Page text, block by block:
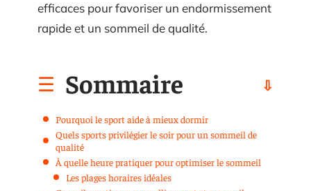
efficaces pour favoriser un endormissement
rapide et un sommeil de qualité.
Sommaire
Pourquoi le sport aide à mieux dormir
Quels sports privilégier le soir pour un sommeil de
qualité
À quelle heure pratiquer pour optimiser le sommeil
Les plages horaires idéales